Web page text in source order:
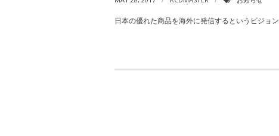
日本の優れた商品を海外に発信するというビジョ